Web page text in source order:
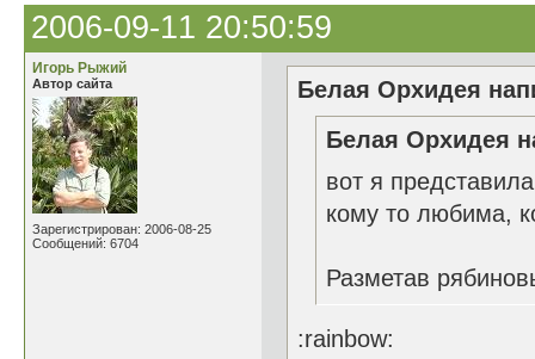
2006-09-11 20:50:59
Игорь Рыжий
Автор сайта
Зарегистрирован: 2006-08-25
Сообщений: 6704
Белая Орхидея
Белая Орхидея
вот я
кому то любима,
Разметав
:rainbow: